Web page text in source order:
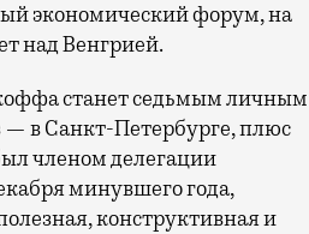
экономический форум, на
над Венгрией.
станет седьмым личным
— в Санкт-Петербурге, плюс
членом делегации
минувшего года,
конструктивная и